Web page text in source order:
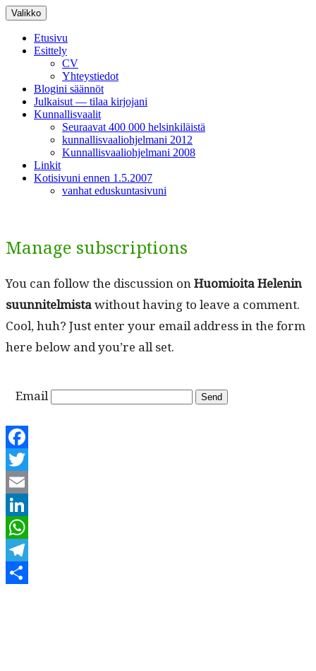
Siirry
sisältöön
Valikko
Etusivu
Esittely
CV
Yhteystiedot
Blogini säännöt
Julkaisut — tilaa kirjojani
Kunnallisvaalit
Seuraavat 400 000 helsinkiläistä
kunnallisvaaliohjelmani 2012
Kunnallisvaaliohjelmani 2008
Linkit
Kotisivuni ennen 1.5.2007
vanhat eduskuntasivuni
Manage subscriptions
You can fol­low the dis­cus­sion onHuomioi­ta Helenin
suun­nitelmistawith­out hav­ing to leave a com­ment.
Cool, huh? Just enter your email address in the form
here below and you’re all set.
Email
Facebook
Twitter
Email
LinkedIn
WhatsApp
Telegram